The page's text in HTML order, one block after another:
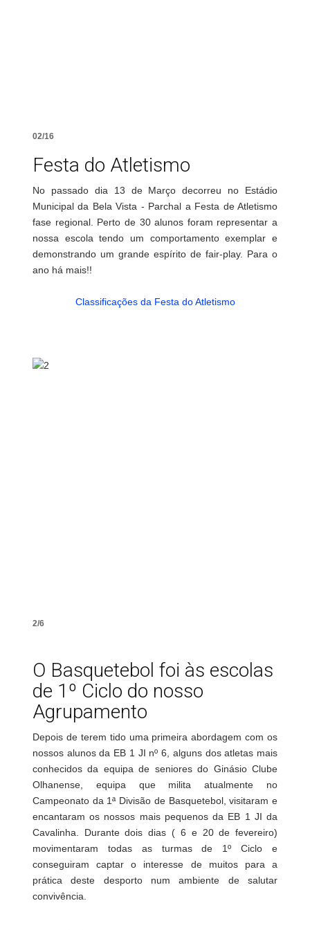
02/16
Festa do Atletismo
No passado dia 13 de Março decorreu no Estádio
Municipal da Bela Vista - Parchal a Festa de Atletismo
fase regional. Perto de 30 alunos foram representar a
nossa escola tendo um comportamento exemplar e
demonstrando um grande espírito de fair-play. Para o
ano há mais!!
Classificações da Festa do Atletismo
2/6
O Basquetebol foi às escolas
de 1º Ciclo do nosso
Agrupamento
Depois de terem tido uma primeira abordagem com os
nossos alunos da EB 1 JI nº 6, alguns dos atletas mais
conhecidos da equipa de seniores do Ginásio Clube
Olhanense, equipa que milita atualmente no
Campeonato da 1ª Divisão de Basquetebol, visitaram e
encantaram os nossos mais pequenos da EB 1 JI da
Cavalinha. Durante dois dias ( 6 e 20 de fevereiro)
movimentaram todas as turmas de 1º Ciclo e
conseguiram captar o interesse de muitos para a
prática deste desporto num ambiente de salutar
convivência.